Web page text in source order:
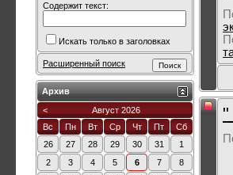
"
Содержит текст:
Искать только в заголовках
Расширенный поиск
Архив
<
Август 2026
Вс
Пн Вт Ср Чт Пт
Сб
26
27 28 29 30 31
1
2
3 4 5 6 7
8